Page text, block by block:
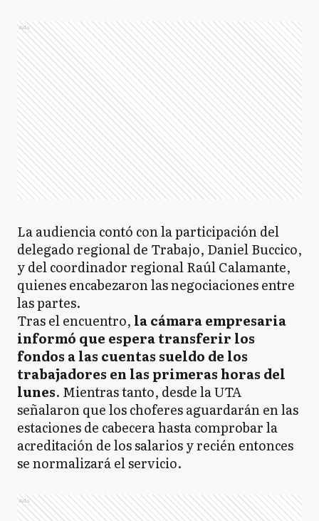
Ads
La audiencia contó con la participación del
delegado regional de Trabajo, Daniel Buccico,
y del coordinador regional Raúl Calamante,
quienes encabezaron las negociaciones entre
las partes.
Tras el encuentro, la cámara empresaria
informó que espera transferir los
fondos a las cuentas sueldo de los
trabajadores en las primeras horas del
lunes. Mientras tanto, desde la UTA
señalaron que los choferes aguardarán en las
estaciones de cabecera hasta comprobar la
acreditación de los salarios y recién entonces
se normalizará el servicio.
Ads